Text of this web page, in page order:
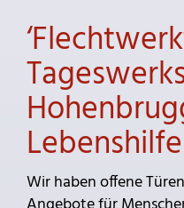
Wir haben offene